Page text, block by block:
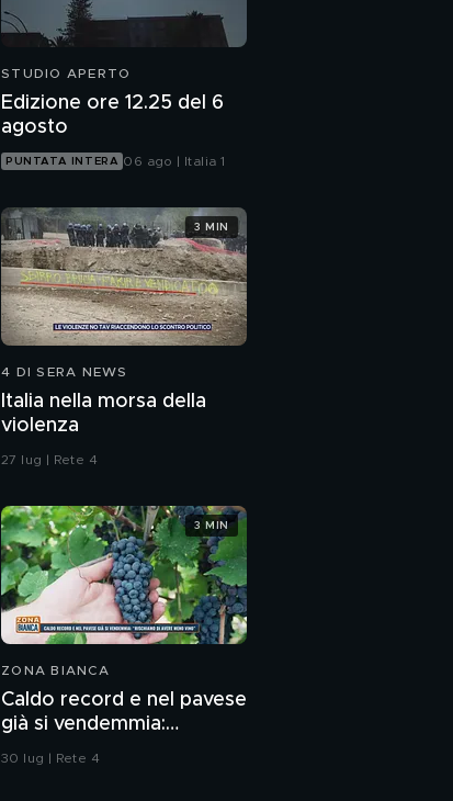
STUDIO APERTO
Edizione ore 12.25 del 6
agosto
PUNTATA INTERA 06 ago | Italia 1
4 DI SERA NEWS
Italia nella morsa della
violenza
27 lug | Rete 4
3 MIN
ZONA BIANCA
Caldo record e nel pavese
già si vendemmia:
"Rischiamo di avere meno
30 lug | Rete 4
3 MIN